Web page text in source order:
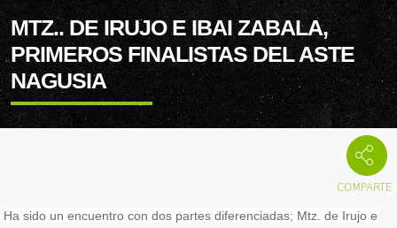
MTZ.. DE IRUJO E IBAI ZABALA,
PRIMEROS FINALISTAS DEL ASTE
NAGUSIA
Ha sido un encuentro con dos partes diferenciadas; Mtz. de Irujo e